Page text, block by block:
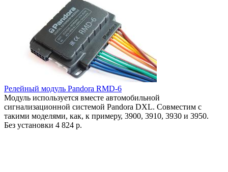
Релейный модуль Pandora RMD-6
Модуль используется вместе автомобильной
сигнализационной системой Pandora DXL. Совместим с
такими моделями, как, к примеру, 3900, 3910, 3930 и 3950.
Без установки 4 824 р.